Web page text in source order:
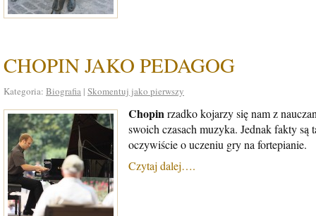
CHOPIN JAKO PEDAGOG
Kategoria: Biografia | Skomentuj jako pierwszy
Chopinrzadko kojarzy się nam z
swoich czasach muzyka. Jednak fakty
oczywiście o uczeniu gry na fortepianie.
Czytaj dalej….